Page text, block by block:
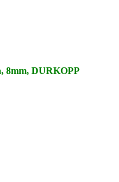
8mm, DURKOPP